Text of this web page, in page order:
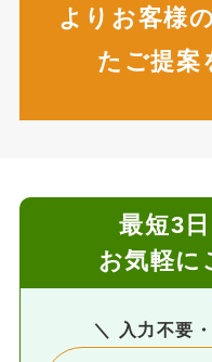
よりお客様
たご提案
最短3
お気軽に
＼ 入力不要